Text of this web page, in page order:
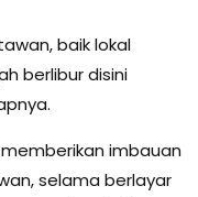
baik lokal
berlibur disini
imbauan
selama berlayar